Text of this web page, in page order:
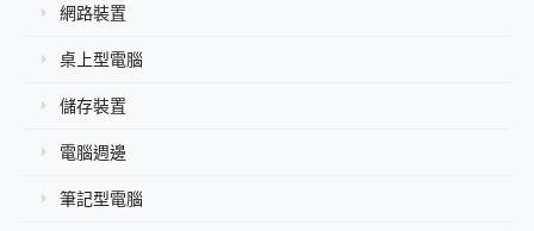
網路裝置
桌上型電腦
儲存裝置
電腦週邊
筆記型電腦